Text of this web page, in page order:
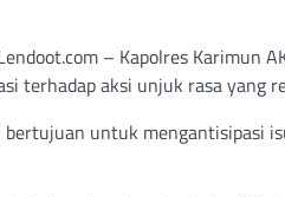
– Kapolres Karimun
terhadap aksi unjuk rasa yang
untuk mengantisipasi